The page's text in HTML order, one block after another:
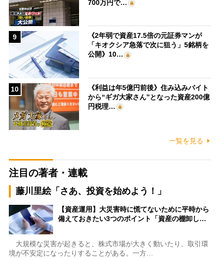
700万円で…
9
《2年弱で資産17.5倍の元証券マンが
「キオクシア急落で次に狙う」5銘柄を
公開》10…
10
《利益は年5億円前後》住み込みバイト
から“ギガ大家さん”となった資産200億
円税理…
一覧を見る
注目の著者・連載
藤川里絵「さあ、投資を始めよう！」
【資産運用】大災害時に慌てないために平時から
備えておきたい3つのポイント「資産の棚卸し…
大規模な災害が起きると、株式市場が大きく動いたり、取引環
境が不安定になったりすることがある。一方…